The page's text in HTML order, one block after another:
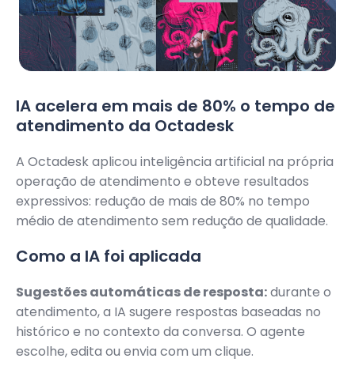
IA acelera em mais de 80% o tempo de
atendimento da Octadesk
A Octadesk aplicou inteligência artificial na própria
operação de atendimento e obteve resultados
expressivos: redução de mais de 80% no tempo
médio de atendimento sem redução de qualidade.
Como a IA foi aplicada
Sugestões automáticas de resposta:durante o
atendimento, a IA sugere respostas baseadas no
histórico e no contexto da conversa. O agente
escolhe, edita ou envia com um clique.